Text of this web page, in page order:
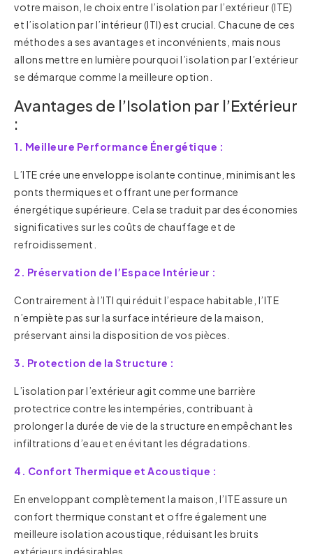
votre maison, le choix entre l’isolation par l’extérieur (ITE)
et l’isolation par l’intérieur (ITI) est crucial. Chacune de ces
méthodes a ses avantages et inconvénients, mais nous
allons mettre en lumière pourquoi l’isolation par l’extérieur
se démarque comme la meilleure option.
Avantages de l’Isolation par l’Extérieur
:
1. Meilleure Performance Énergétique :
L’ITE crée une enveloppe isolante continue, minimisant les
ponts thermiques et offrant une performance
énergétique supérieure. Cela se traduit par des économies
significatives sur les coûts de chauffage et de
refroidissement.
2. Préservation de l’Espace Intérieur :
Contrairement à l’ITI qui réduit l’espace habitable, l’ITE
n’empiète pas sur la surface intérieure de la maison,
préservant ainsi la disposition de vos pièces.
3. Protection de la Structure :
L’isolation par l’extérieur agit comme une barrière
protectrice contre les intempéries, contribuant à
prolonger la durée de vie de la structure en empêchant les
infiltrations d’eau et en évitant les dégradations.
4. Confort Thermique et Acoustique :
En enveloppant complètement la maison, l’ITE assure un
confort thermique constant et offre également une
meilleure isolation acoustique, réduisant les bruits
extérieurs indésirables.